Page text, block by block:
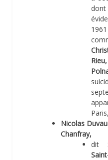
Nicolas
Chanfray,
dit